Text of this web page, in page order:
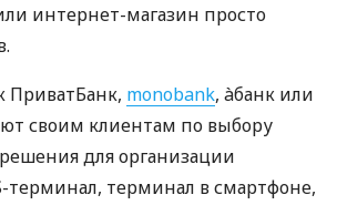
интернет-магазин просто
ПриватБанк, monobank, àбанк или
своим клиентам по выбору
для организации
терминал, терминал в смартфоне,